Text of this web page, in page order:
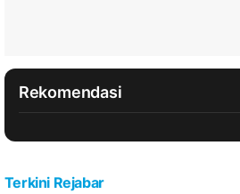
Rekomendasi
Terkini Rejabar